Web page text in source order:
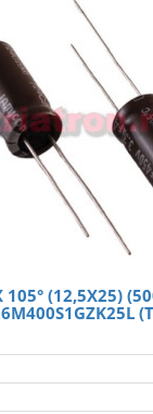
(12,5X25)